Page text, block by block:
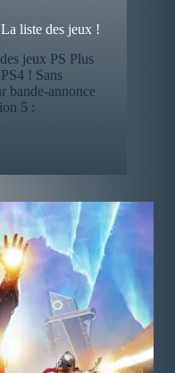
liste des jeux !
jeux PS Plus
! Sans
bande-annonce
5 :